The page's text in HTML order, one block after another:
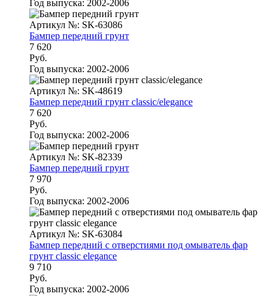
Год выпуска: 2002-2006
Артикул №: SK-63086
Бампер передний грунт
7 620
Руб.
Год выпуска: 2002-2006
Артикул №: SK-48619
Бампер передний грунт classic/elegancе
7 620
Руб.
Год выпуска: 2002-2006
Артикул №: SK-82339
Бампер передний грунт
7 970
Руб.
Год выпуска: 2002-2006
Артикул №: SK-63084
Бампер передний с отверстиями под омыватель фар
грунт classic elegance
9 710
Руб.
Год выпуска: 2002-2006